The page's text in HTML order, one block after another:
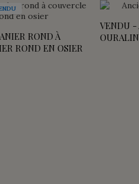
ROND À
ROND EN OSIER
VENDU -